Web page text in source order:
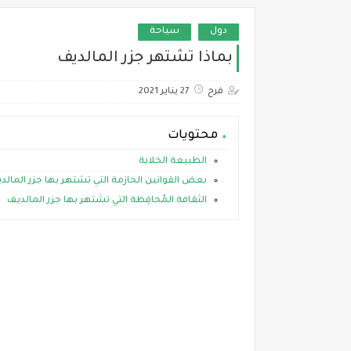
دول سياحة
بماذا تشتهر جزر المالديف
فرح 27 يناير 2021
محتويات
الطبيعة الخلابة
بعض القوانين الحازمة التي تشتهر بها جزر
الثقافة المُحافِظة التي تشتهر بها جزر المالديف